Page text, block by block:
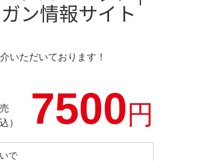
ン情報サイト
いただいております！
）
7500円
で